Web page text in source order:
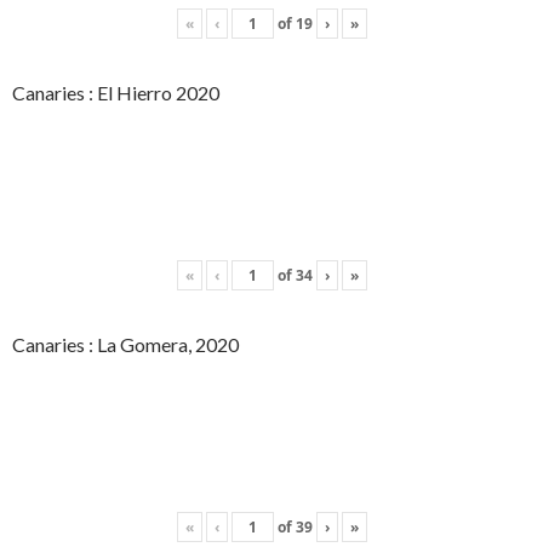
« ‹ of 19 › »
Canaries : El Hierro 2020
« ‹ of34 › »
Canaries : La Gomera, 2020
« ‹ of39 › »